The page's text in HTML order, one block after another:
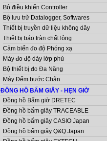
Bộ điều khiển Controller
Bộ lưu trữ Datalogger, Softwares
Thiết bị truyền dữ liệu không dây
Thiết bị báo tràn chất lỏng
Cảm biến đo độ Phóng xạ
Máy đo độ dày lớp phủ
Bộ thiết bị đo Đa Năng
Máy Đếm bước Chân
ĐỒNG HỒ BẤM GIÂY - HẸN GIỜ
Đồng hồ Bấm giờ DRETEC
Đồng hồ bấm giây TRACEABLE
Đồng hồ bấm giây CASIO Japan
Đồng hồ bấm giây Q&Q Japan